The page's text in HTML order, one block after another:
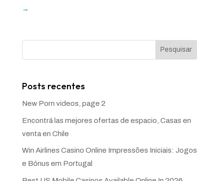
→
Pesquisar
Posts recentes
New Porn videos, page 2
Encontrá las mejores ofertas de espacio, Casas en
venta en Chile
Win Airlines Casino Online Impressões Iniciais: Jogos
e Bónus em Portugal